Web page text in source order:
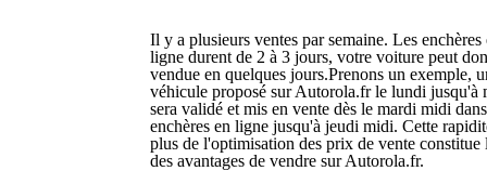
Il y a plusieurs ventes par semaine. Les enchères
ligne durent de 2 à 3 jours, votre voiture peut
vendue en quelques jours.Prenons un exemple,
véhicule proposé sur Autorola.fr le lundi jusqu'à
sera validé et mis en vente dès le mardi midi
enchères en ligne jusqu'à jeudi midi. Cette
plus de l'optimisation des prix de vente constitue
des avantages de vendre sur Autorola.fr.